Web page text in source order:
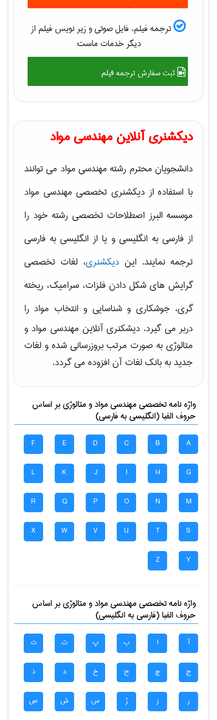
ترجمه فیلم، فایل صوتی و زیر نویس فیلم از
دیگر خدمات ماست:
ثبت سفارش ترجمه فیلم
دیکشنری آنلاین مهندسی مواد
دانشجویان محترم رشته مهندسی مواد می توانند
با استفاده از دیکشنری تخصصی مهندسی مواد
موسسه البرز اصطلاحات تخصصی رشته خود را
از فارسی به انگلیسی و یا از انگلیسی به فارسی
ترجمه نمایند. این دیکشنری، لغات تخصصی
گرایش های شکل دادن فلزات، سرامیک، ریخته
گری، جوشکاری و شناسایی و انتخاب مواد را
دربر می گیرد. دیشکنری آنلاین مهندسی مواد و
متالوژی به صورت مرتب بروزرسانی شده و لغات
جدید به بانک لغات آن افزوده می گردد.
واژه نامه تخصصیمهندسی مواد و متالوژیبر اساس
حروف الفبا (انگلیسی به فارسی)
A
B
C
D
E
F
G
H
I
J
K
L
M
N
O
P
Q
R
S
T
U
V
W
X
Y
Z
واژه نامه تخصصیمهندسی مواد و متالوژیبر اساس
حروف الفبا (فارسی به انگلیسی)
آ ا ب پ ت ث
ج چ ح خ د ذ
ر ز ژ س ش ص